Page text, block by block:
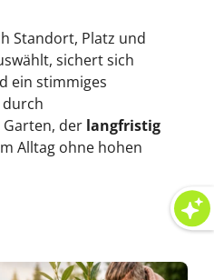
Standort, Platz und
sichert sich
ein stimmiges
der langfristig
Alltag ohne hohen